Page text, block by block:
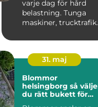
varje dag för hård
belastning. Tunga
maskiner, trucktrafik,
31. maj
Blommor
helsingborg så väljer
du rätt bukett för